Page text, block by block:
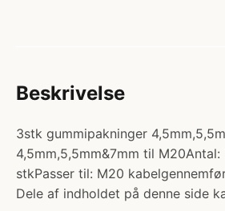
Beskrivelse
3stk gummipakninger
4,5mm,5,5mm&7mm til
stkPasser til: M20
Dele af indholdet på denne side